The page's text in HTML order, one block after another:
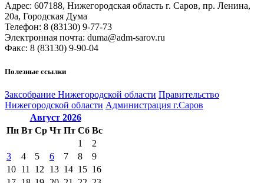
Адрес: 607188, Нижегородская область г. Саров, пр. Ленина,
20а, Городская Дума
Телефон: 8 (83130) 9-77-73
Электронная почта: duma@adm-sarov.ru
Факс: 8 (83130) 9-90-04
Полезные ссылки
Закcобрание Нижегородской области Правительство
Нижегородской области Администрация г.Саров
Август 2026
Пн Вт Ср Чт Пт Сб Вс
1
2
3
4 5 6 7 8
9
10 11 12 13 14 15 16